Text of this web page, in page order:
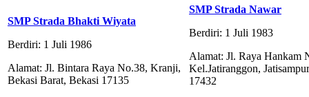
SMP Strada Bhakti Wiyata
Berdiri: 1 Juli 1986
Alamat: Jl. Bintara Raya No.38, Kranji,
Bekasi Barat, Bekasi 17135
SMP Strada Nawar
Berdiri: 1 Juli 1983
Alamat: Jl. Raya Hankam
Kel.Jatiranggon,
17432